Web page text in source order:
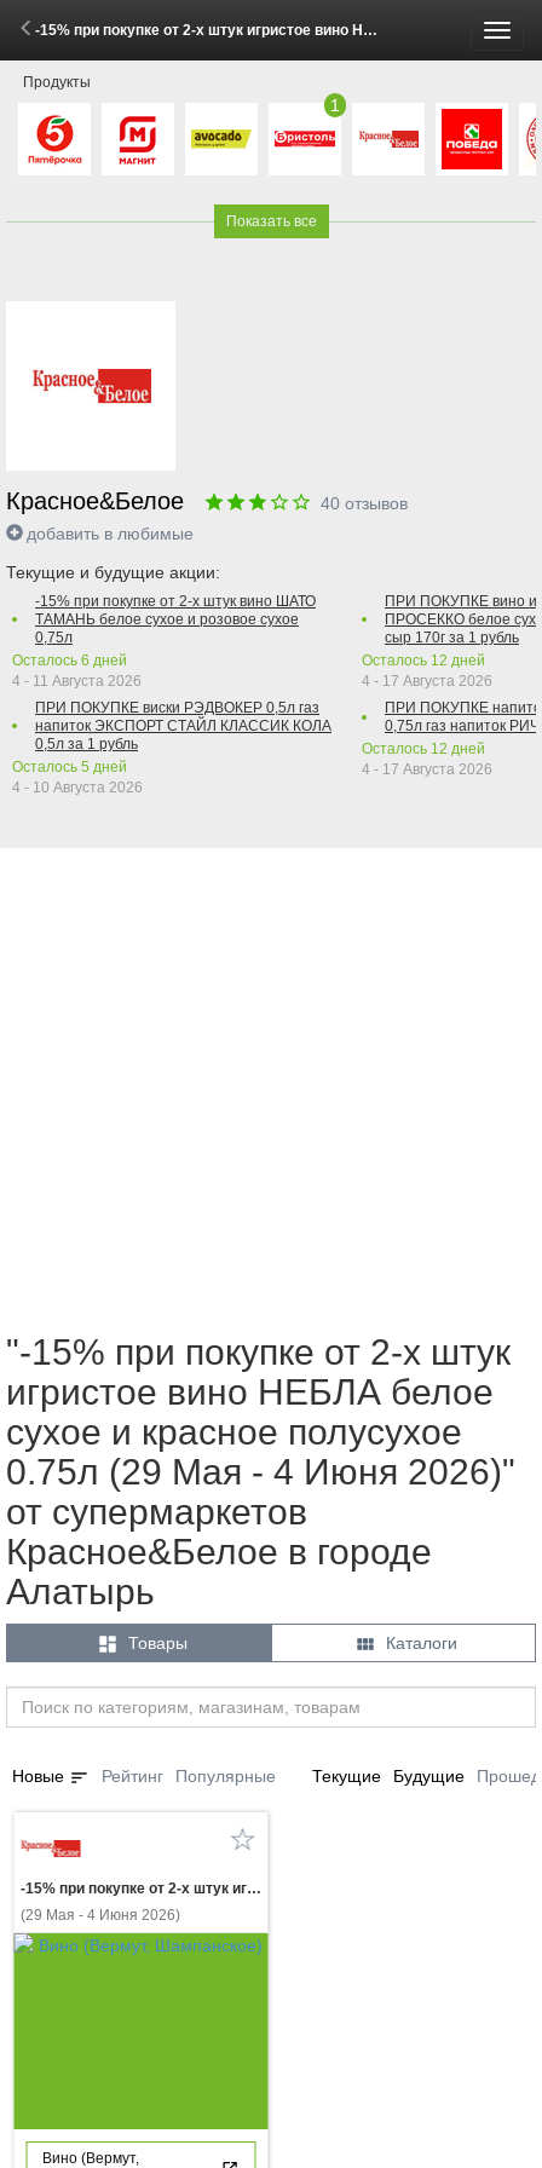
-15% при покупке от 2-х штук игристое вино НЕБЛА белое сухое и красное полусухое 0.75л (29 Мая - 4 Июня 2026)
Продукты
1
Показать все
Красное&Белое 40 отзывов
добавить в любимые
Текущие и будущие акции:
-15% при покупке от 2-х штук вино ШАТО
ТАМАНЬ белое сухое и розовое сухое
0,75л
Осталось 6 дней
4 - 11 Августа 2026
ПРИ ПОКУПКЕ виски РЭДВОКЕР 0,5л газ
напиток ЭКСПОРТ СТАЙЛ КЛАССИК КОЛА
0,5л за 1 рубль
Осталось 5 дней
4 - 10 Августа 2026
ПРИ ПОКУПКЕ вино
ПРОСЕККО белое
сыр 170г за 1 рубль
Осталось 12 дней
4 - 17 Августа 2026
ПРИ ПОКУПКЕ
0,75л газ напиток
Осталось 12 дней
4 - 17 Августа 2026
"-15% при покупке от 2-х штук
игристое вино НЕБЛА белое
сухое и красное полусухое
0.75л (29 Мая - 4 Июня 2026)"
от супермаркетов
Красное&Белое в городе
Алатырь
 Товары  Каталоги
Новые sort Рейтинг Популярные Текущие Будущие
-15% при покупке от 2-х штук игристое вино НЕБЛА белое сухое и красное полусухое 0.75л
(29 Мая - 4 Июня 2026)
Вино (Вермут,